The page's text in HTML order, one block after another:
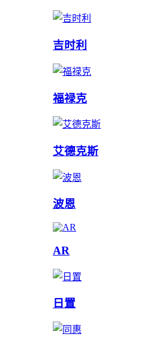
吉时利
福禄克
艾德克斯
波恩
AR
日置